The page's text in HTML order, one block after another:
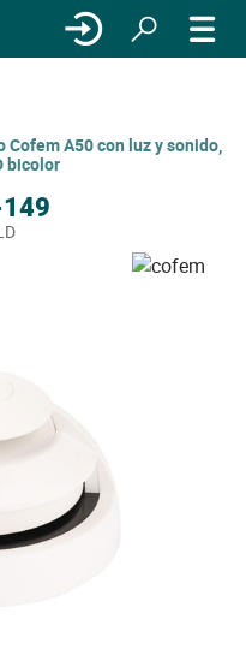
A50 con luz y sonido,
bicolor